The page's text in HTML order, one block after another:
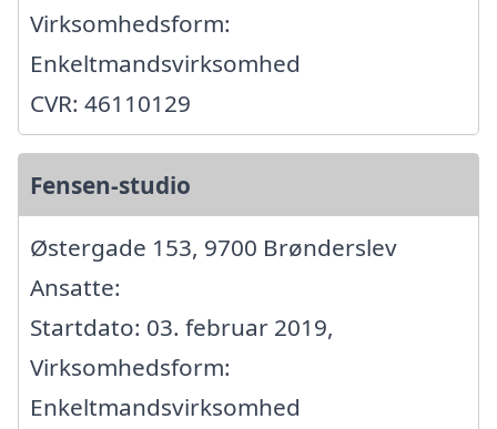
Virksomhedsform:
Enkeltmandsvirksomhed
CVR: 46110129
Fensen-studio
Østergade 153, 9700 Brønderslev
Ansatte:
Startdato: 03. februar 2019,
Virksomhedsform:
Enkeltmandsvirksomhed